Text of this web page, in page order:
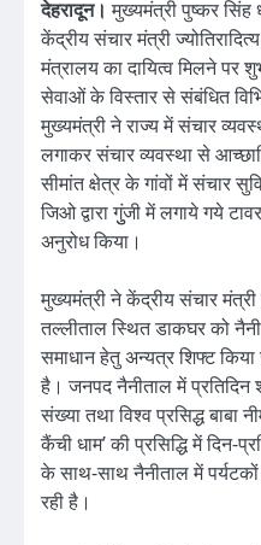
देहरादून। मुख्यमंत्री पुष्कर सिंह
केंद्रीय संचार मंत्री
मंत्रालय का दायित्व मिलने पर
सेवाओं के विस्तार से संबंधित
मुख्यमंत्री ने राज्य में संचार
लगाकर संचार व्यवस्था से
सीमांत क्षेत्र के गांवों में संचार
जिओ द्वारा गुुंजी में लगाये गये
अनुरोध किया।
मुख्यमंत्री ने केंद्रीय संचार
तल्लीताल स्थित डाकघर को
समाधान हेतु अन्यत्र शिफ्ट
है। जनपद नैनीताल में प्रतिदिन
संख्या तथा विश्व प्रसिद्ध बाबा
कैंची धाम’ की प्रसिद्धि में दिन-
के साथ-साथ नैनीताल में पर्यटकों
रही है।